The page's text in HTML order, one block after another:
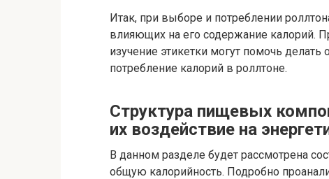
Итак, при выборе и потреблении
влияющих на его содержание калорий.
изучение этикетки могут помочь
потребление калорий в роллтоне.
Структура пищевых
их воздействие на
В данном разделе будет рассмотрена
общую калорийность. Подробно